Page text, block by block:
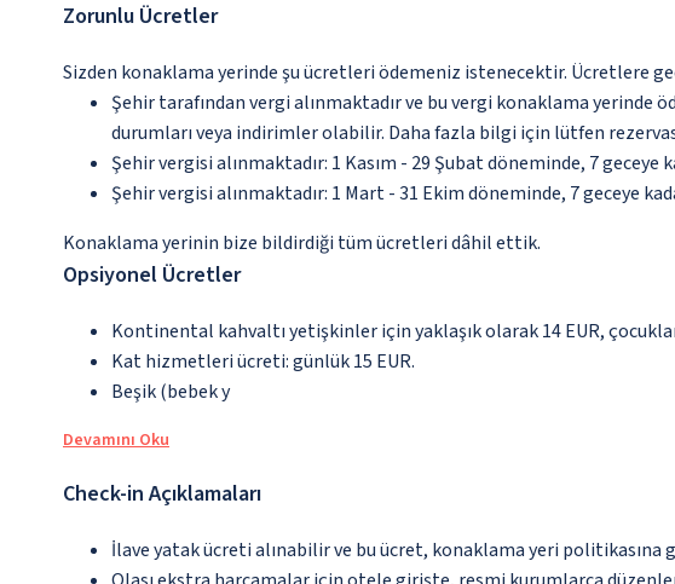
Zorunlu Ücretler
Sizden konaklama yerinde şu ücretleri ödemeniz istenecektir. Ücretlere
Şehir tarafından vergi alınmaktadır ve bu vergi konaklama
durumları veya indirimler olabilir. Daha fazla bilgi için lütfen
Şehir vergisi alınmaktadır: 1 Kasım - 29 Şubat döneminde, 7 geceye
Şehir vergisi alınmaktadır: 1 Mart - 31 Ekim döneminde, 7 geceye
Konaklama yerinin bize bildirdiği tüm ücretleri dâhil ettik.
Opsiyonel Ücretler
Kontinental kahvaltı yetişkinler için yaklaşık olarak 14 EUR,
Kat hizmetleri ücreti: günlük 15 EUR.
Beşik (bebek y
Devamını Oku
Check-in Açıklamaları
İlave yatak ücreti alınabilir ve bu ücret, konaklama yeri